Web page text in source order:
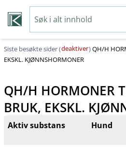
Siste besøkte sider (deaktiver)QH​/​H
EKSKL. KJØNNSHORMONER
QH​/​H HORMONER
BRUK, EKSKL.
Aktiv substans Hund